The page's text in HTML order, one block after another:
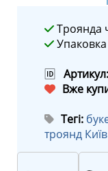
Троянда
🆔 Артикул:
Вже
Тегі:
троянд Київ